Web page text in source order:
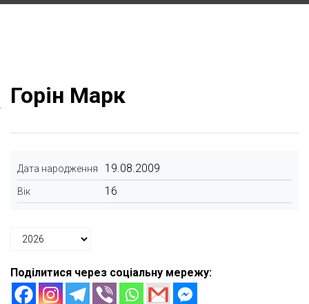
Горін Марк
Дата народження 19.08.2009
Вік 16
Поділитися через соціальну мережу: